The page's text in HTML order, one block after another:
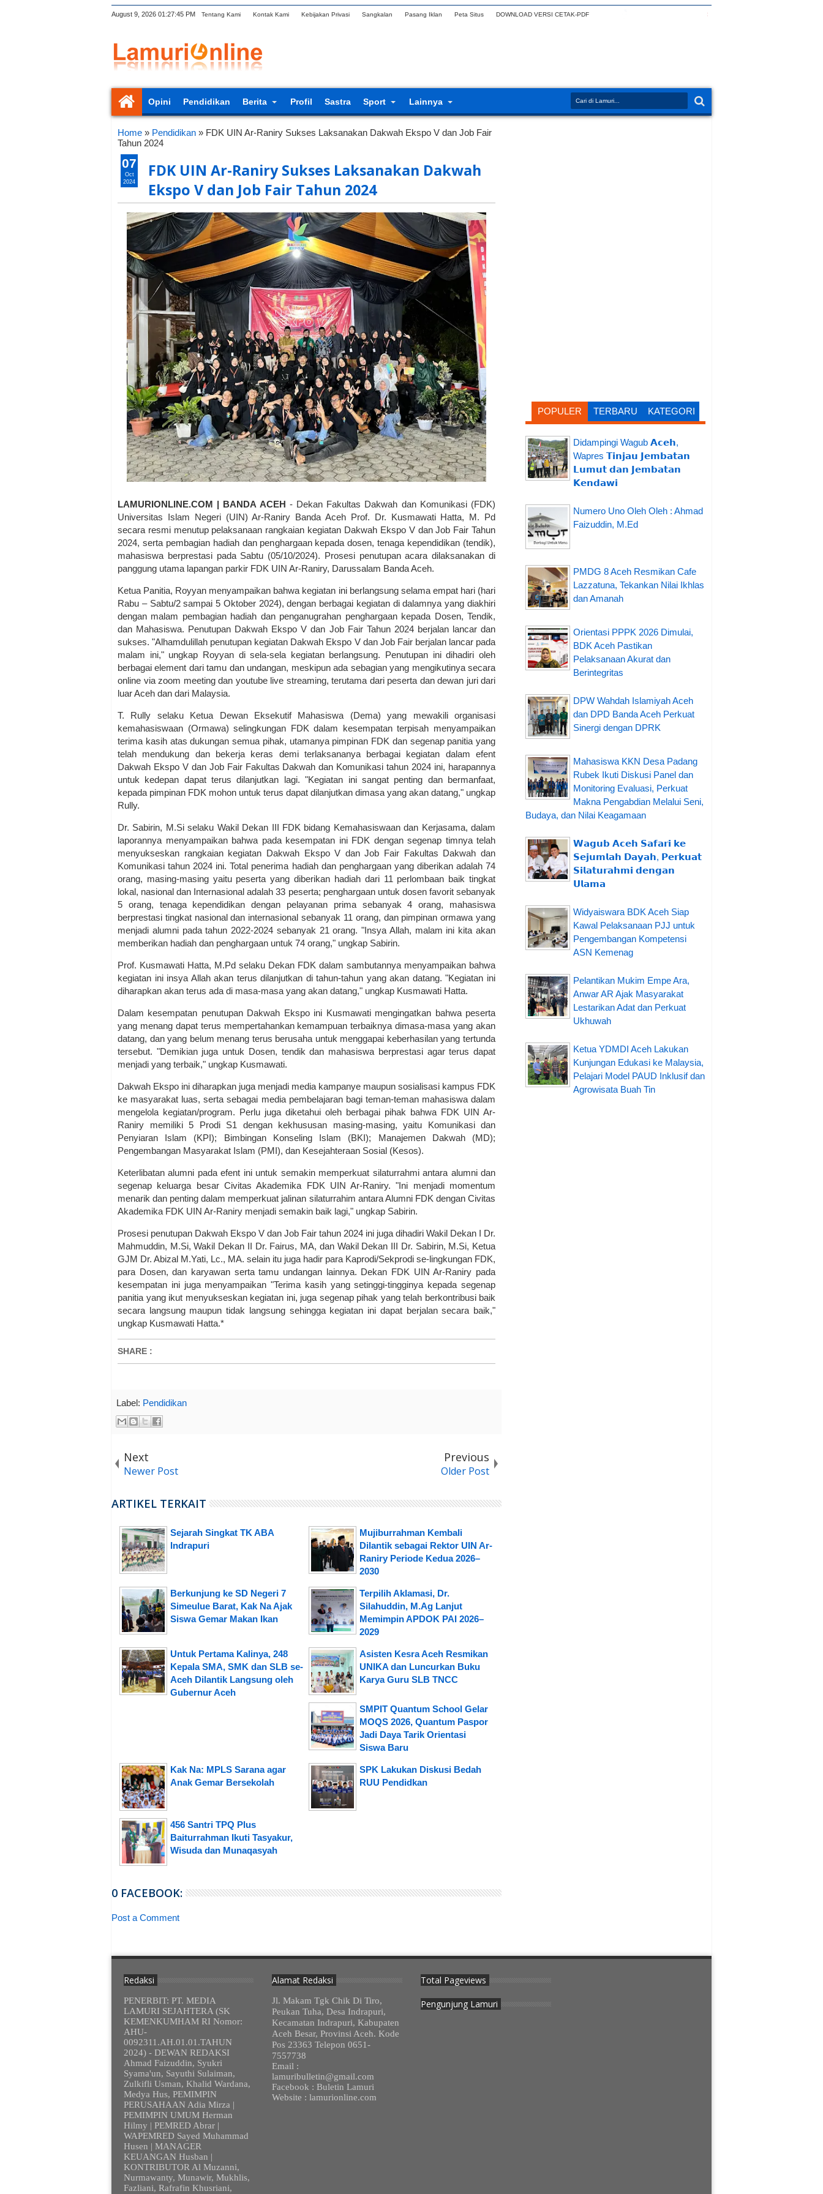
August 9, 2026 01:27:46 PM Tentang Kami Kontak Kami Kebijakan Privasi Sangkalan Pasang Iklan Peta Situs DOWNLOAD VERSI CETAK-PDF
Opini Pendidikan Berita Profil Sastra Sport Lainnya
Home » Pendidikan » FDK UIN Ar-Raniry Sukses Laksanakan Dakwah Ekspo V dan Job Fair
Tahun 2024
FDK UIN Ar-Raniry Sukses Laksanakan Dakwah
Ekspo V dan Job Fair Tahun 2024
LAMURIONLINE.COM | BANDA ACEH - Dekan Fakultas Dakwah dan Komunikasi (FDK)
Universitas Islam Negeri (UIN) Ar-Raniry Banda Aceh Prof. Dr. Kusmawati Hatta, M. Pd
secara resmi menutup pelaksanaan rangkaian kegiatan Dakwah Ekspo V dan Job Fair Tahun
2024, serta pembagian hadiah dan penghargaan kepada dosen, tenaga kependidikan (tendik),
mahasiswa berprestasi pada Sabtu (05/10/2024). Prosesi penutupan acara dilaksanakan di
panggung utama lapangan parkir FDK UIN Ar-Raniry, Darussalam Banda Aceh.
Ketua Panitia, Royyan menyampaikan bahwa kegiatan ini berlangsung selama empat hari (hari
Rabu – Sabtu/2 sampai 5 Oktober 2024), dengan berbagai kegiatan di dalamnya yang diakhiri
dengan malam pembagian hadiah dan penganugrahan penghargaan kepada Dosen, Tendik,
dan Mahasiswa. Penutupan Dakwah Ekspo V dan Job Fair Tahun 2024 berjalan lancar dan
sukses. "Alhamdulillah penutupan kegiatan Dakwah Ekspo V dan Job Fair berjalan lancar pada
malam ini," ungkap Royyan di sela-sela kegiatan berlangsung. Penutupan ini dihadiri oleh
berbagai element dari tamu dan undangan, meskipun ada sebagian yang mengikutinya secara
online via zoom meeting dan youtube live streaming, terutama dari peserta dan dewan juri dari
luar Aceh dan dari Malaysia.
T. Rully selaku Ketua Dewan Eksekutif Mahasiswa (Dema) yang mewakili organisasi
kemahasiswaan (Ormawa) selingkungan FDK dalam kesempatan terpisah menyampaikan
terima kasih atas dukungan semua pihak, utamanya pimpinan FDK dan segenap panitia yang
telah mendukung dan bekerja keras demi terlaksananya berbagai kegiatan dalam efent
Dakwah Ekspo V dan Job Fair Fakultas Dakwah dan Komunikasi tahun 2024 ini, harapannya
untuk kedepan dapat terus dilanjutkan lagi. "Kegiatan ini sangat penting dan bermanfaat,
kepada pimpinan FDK mohon untuk terus dapat dilanjutkan dimasa yang akan datang," ungkap
Rully.
Dr. Sabirin, M.Si selaku Wakil Dekan III FDK bidang Kemahasiswaan dan Kerjasama, dalam
laporannya menyampaikan bahwa pada kesempatan ini FDK dengan segenap timnya telah
menyukseskan rangkaian kegiatan Dakwah Ekspo V dan Job Fair Fakultas Dakwah dan
Komunikasi tahun 2024 ini. Total penerima hadiah dan penghargaan yang diberikan adalah 74
orang, masing-masing yaitu peserta yang diberikan hadiah dari 11 perlombaan baik tingkat
lokal, nasional dan Internasional adalah 33 peserta; penghargaan untuk dosen favorit sebanyak
5 orang, tenaga kependidikan dengan pelayanan prima sebanyak 4 orang, mahasiswa
berprestasi tingkat nasional dan internasional sebanyak 11 orang, dan pimpinan ormawa yang
menjadi alumni pada tahun 2022-2024 sebanyak 21 orang. "Insya Allah, malam ini kita akan
memberikan hadiah dan penghargaan untuk 74 orang," ungkap Sabirin.
Prof. Kusmawati Hatta, M.Pd selaku Dekan FDK dalam sambutannya menyampaikan bahwa
kegiatan ini insya Allah akan terus dilanjutkan di tahun-tahun yang akan datang. "Kegiatan ini
diharapkan akan terus ada di masa-masa yang akan datang," ungkap Kusmawati Hatta.
Dalam kesempatan penutupan Dakwah Ekspo ini Kusmawati mengingatkan bahwa peserta
yang menang dapat terus mempertahankan kemampuan terbaiknya dimasa-masa yang akan
datang, dan yang belum menang terus berusaha untuk menggapai keberhasilan yang tertunda
tersebut. "Demikian juga untuk Dosen, tendik dan mahasiswa berprestasi agar terus dapat
menjadi yang terbaik," ungkap Kusmawati.
Dakwah Ekspo ini diharapkan juga menjadi media kampanye maupun sosialisasi kampus FDK
ke masyarakat luas, serta sebagai media pembelajaran bagi teman-teman mahasiswa dalam
mengelola kegiatan/program. Perlu juga diketahui oleh berbagai pihak bahwa FDK UIN Ar-
Raniry memiliki 5 Prodi S1 dengan kekhususan masing-masing, yaitu Komunikasi dan
Penyiaran Islam (KPI); Bimbingan Konseling Islam (BKI); Manajemen Dakwah (MD);
Pengembangan Masyarakat Islam (PMI), dan Kesejahteraan Sosial (Kesos).
Keterlibatan alumni pada efent ini untuk semakin memperkuat silaturrahmi antara alumni dan
segenap keluarga besar Civitas Akademika FDK UIN Ar-Raniry. "Ini menjadi momentum
menarik dan penting dalam memperkuat jalinan silaturrahim antara Alumni FDK dengan Civitas
Akademika FDK UIN Ar-Raniry menjadi semakin baik lagi," ungkap Sabirin.
Prosesi penutupan Dakwah Ekspo V dan Job Fair tahun 2024 ini juga dihadiri Wakil Dekan I Dr.
Mahmuddin, M.Si, Wakil Dekan II Dr. Fairus, MA, dan Wakil Dekan III Dr. Sabirin, M.Si, Ketua
GJM Dr. Abizal M.Yati, Lc., MA. selain itu juga hadir para Kaprodi/Sekprodi se-lingkungan FDK,
para Dosen, dan karyawan serta tamu undangan lainnya. Dekan FDK UIN Ar-Raniry pada
kesempatan ini juga menyampaikan "Terima kasih yang setinggi-tingginya kepada segenap
panitia yang ikut menyukseskan kegiatan ini, juga segenap pihak yang telah berkontribusi baik
secara langsung maupun tidak langsung sehingga kegiatan ini dapat berjalan secara baik,"
ungkap Kusmawati Hatta.*
SHARE :
07
Oct
2024
Label: Pendidikan
Next
Newer Post
Previous
Older Post
ARTIKEL TERKAIT
Sejarah Singkat TK ABA
Indrapuri
Mujiburrahman Kembali
Dilantik sebagai Rektor UIN Ar-
Raniry Periode Kedua 2026–
2030
Berkunjung ke SD Negeri 7
Simeulue Barat, Kak Na Ajak
Siswa Gemar Makan Ikan
Terpilih Aklamasi, Dr.
Silahuddin, M.Ag Lanjut
Memimpin APDOK PAI 2026–
2029
Untuk Pertama Kalinya, 248
Kepala SMA, SMK dan SLB se-
Aceh Dilantik Langsung oleh
Gubernur Aceh
Asisten Kesra Aceh Resmikan
UNIKA dan Luncurkan Buku
Karya Guru SLB TNCC
SMPIT Quantum School Gelar
MOQS 2026, Quantum Paspor
Jadi Daya Tarik Orientasi
Siswa Baru
Kak Na: MPLS Sarana agar
Anak Gemar Bersekolah
SPK Lakukan Diskusi Bedah
RUU Pendidkan
456 Santri TPQ Plus
Baiturrahman Ikuti Tasyakur,
Wisuda dan Munaqasyah
0 FACEBOOK:
Post a Comment
POPULER TERBARU KATEGORI
Didampingi Wagub 𝗔𝗰𝗲𝗵,
Wapres 𝗧𝗶𝗻𝗷𝗮𝘂 𝗝𝗲𝗺𝗯𝗮𝘁𝗮𝗻
𝗟𝘂𝗺𝘂𝘁 𝗱𝗮𝗻 𝗝𝗲𝗺𝗯𝗮𝘁𝗮𝗻
𝗞𝗲𝗻𝗱𝗮𝘄𝗶
Numero Uno Oleh Oleh : Ahmad
Faizuddin, M.Ed
PMDG 8 Aceh Resmikan Cafe
Lazzatuna, Tekankan Nilai Ikhlas
dan Amanah
Orientasi PPPK 2026 Dimulai,
BDK Aceh Pastikan
Pelaksanaan Akurat dan
Berintegritas
DPW Wahdah Islamiyah Aceh
dan DPD Banda Aceh Perkuat
Sinergi dengan DPRK
Mahasiswa KKN Desa Padang
Rubek Ikuti Diskusi Panel dan
Monitoring Evaluasi, Perkuat
Makna Pengabdian Melalui Seni,
Budaya, dan Nilai Keagamaan
𝗪𝗮𝗴𝘂𝗯 𝗔𝗰𝗲𝗵 𝗦𝗮𝗳𝗮𝗿𝗶 𝗸𝗲
𝗦𝗲𝗷𝘂𝗺𝗹𝗮𝗵 𝗗𝗮𝘆𝗮𝗵, 𝗣𝗲𝗿𝗸𝘂𝗮𝘁
𝗦𝗶𝗹𝗮𝘁𝘂𝗿𝗮𝗵𝗺𝗶 𝗱𝗲𝗻𝗴𝗮𝗻
𝗨𝗹𝗮𝗺𝗮
Widyaiswara BDK Aceh Siap
Kawal Pelaksanaan PJJ untuk
Pengembangan Kompetensi
ASN Kemenag
Pelantikan Mukim Empe Ara,
Anwar AR Ajak Masyarakat
Lestarikan Adat dan Perkuat
Ukhuwah
Ketua YDMDI Aceh Lakukan
Kunjungan Edukasi ke Malaysia,
Pelajari Model PAUD Inklusif dan
Agrowisata Buah Tin
Redaksi
PENERBIT: PT. MEDIA
LAMURI SEJAHTERA (SK
KEMENKUMHAM RI Nomor:
AHU-
0092311.AH.01.01.TAHUN
2024) - DEWAN REDAKSI
Ahmad Faizuddin, Syukri
Syama'un, Sayuthi Sulaiman,
Zulkifli Usman, Khalid Wardana,
Medya Hus, PEMIMPIN
PERUSAHAAN Adia Mirza |
PEMIMPIN UMUM Herman
Hilmy | PEMRED Abrar |
WAPEMRED Sayed Muhammad
Husen | MANAGER
KEUANGAN Husban |
KONTRIBUTOR Al Muzanni,
Nurmawanty, Munawir, Mukhlis,
Fazliani, Rafrafin Khusriani,
Alamat Redaksi
Jl. Makam Tgk Chik Di Tiro,
Peukan Tuha, Desa Indrapuri,
Kecamatan Indrapuri, Kabupaten
Aceh Besar, Provinsi Aceh. Kode
Pos 23363 Telepon 0651-
7557738
Email :
lamuribulletin@gmail.com
Facebook : Buletin Lamuri
Website : lamurionline.com
Total Pageviews
Pengunjung Lamuri